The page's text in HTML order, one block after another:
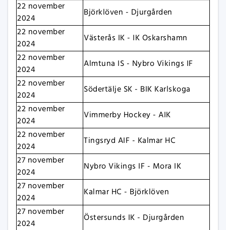
22 november
2024
Björklöven - Djurgården
22 november
2024
Västerås IK - IK Oskarshamn
22 november
2024
Almtuna IS - Nybro Vikings IF
22 november
2024
Södertälje SK - BIK Karlskoga
22 november
2024
Vimmerby Hockey - AIK
22 november
2024
Tingsryd AIF - Kalmar HC
27 november
2024
Nybro Vikings IF - Mora IK
27 november
2024
Kalmar HC - Björklöven
27 november
2024
Östersunds IK - Djurgården